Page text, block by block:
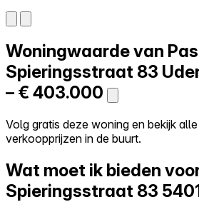
Zelf kopen
Alles-in-één
Reviews
Prijzen
Log in
Probeer Walter gratis
Woningwaarde van
Spieringsstraat 83
– € 403.000
Volg gratis deze woning en bekijk
verkoopprijzen in de buurt.
Wat moet ik bieden
Spieringsstraat 83